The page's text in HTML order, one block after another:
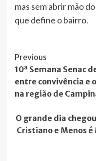
mas sem abrir mão
que define o bairro.
Post
Navigation
Previous
10ª Semana Senac
entre convivência e
na região de
O grande dia
Cristiano e Menos